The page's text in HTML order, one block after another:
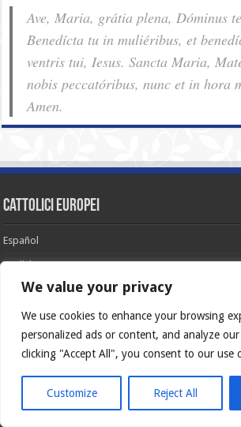
We value your privacy
We use cookies to enhance your browsing
personalized ads or content, and analyze
clicking "Accept All", you consent to our use
Customize Reject All
Ave, Maria, grátia plena, Dóminus
Benedícta tu in muliéribus, et
ventris tui, Iesus. Sancta Maria,
nobis pec­ca­tóribus, nunc et in hora
Amen.
cattolici europei
Español
English
Français
Deutsch
Italiano
Português